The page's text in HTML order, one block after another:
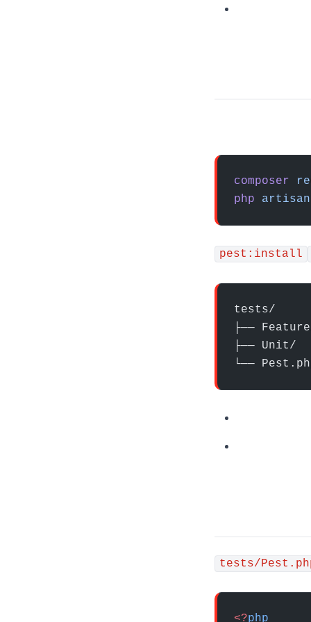
composer
php artisan
pest:install
tests/
├──
├── Unit/
└──
tests/
<?php